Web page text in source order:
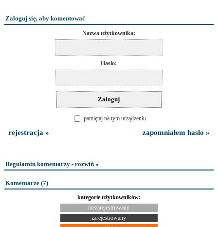
Zaloguj się, aby komentować
Nazwa użytkownika:
Hasło:
pamiętaj na tym urządzeniu
rejestracja » zapomniałem hasło »
Regulamin komentarzy - rozwiń »
Komentarze (7)
kategorie użytkowników:
niezarejestrowany
zarejestrowany